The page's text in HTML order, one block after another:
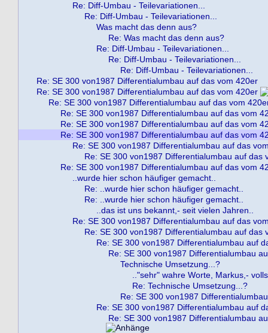
Re: Diff-Umbau - Teilevariationen...
Re: Diff-Umbau - Teilevariationen...
Was macht das denn aus?
Re: Was macht das denn aus?
Re: Diff-Umbau - Teilevariationen...
Re: Diff-Umbau - Teilevariationen...
Re: Diff-Umbau - Teilevariationen...
Re: SE 300 von1987 Differentialumbau auf das vom 420er
Re: SE 300 von1987 Differentialumbau auf das vom 420er
Re: SE 300 von1987 Differentialumbau auf das vom
Re: SE 300 von1987 Differentialumbau auf das vom
Re: SE 300 von1987 Differentialumbau auf das vom
Re: SE 300 von1987 Differentialumbau auf das vom
Re: SE 300 von1987 Differentialumbau auf das
Re: SE 300 von1987 Differentialumbau auf das
Re: SE 300 von1987 Differentialumbau auf das vom
..wurde hier schon häufiger gemacht..
Re: ..wurde hier schon häufiger gemacht..
Re: ..wurde hier schon häufiger gemacht..
..das ist uns bekannt,- seit vielen Jahren..
Re: SE 300 von1987 Differentialumbau auf das
Re: SE 300 von1987 Differentialumbau auf das
Re: SE 300 von1987 Differentialumbau auf
Re: SE 300 von1987 Differentialumbau
Technische Umsetzung...?
.."sehr" wahre Worte, Markus,-
Re: Technische Umsetzung...?
Re: SE 300 von1987
Re: SE 300 von1987 Differentialumbau auf
Re: SE 300 von1987 Differentialumbau